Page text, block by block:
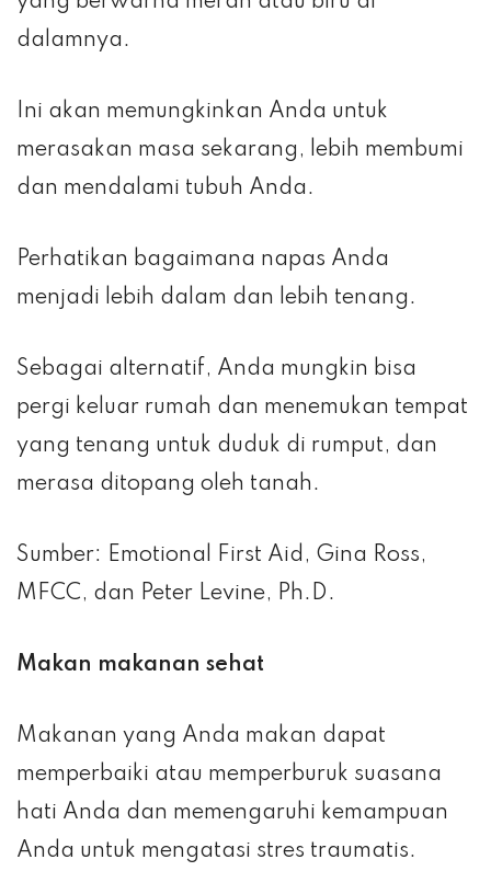
dalamnya.
Ini akan memungkinkan Anda untuk
merasakan masa sekarang, lebih membumi
dan mendalami tubuh Anda.
Perhatikan bagaimana napas Anda
menjadi lebih dalam dan lebih tenang.
Sebagai alternatif, Anda mungkin bisa
pergi keluar rumah dan menemukan tempat
yang tenang untuk duduk di rumput, dan
merasa ditopang oleh tanah.
Sumber: Emotional First Aid, Gina Ross,
MFCC, dan Peter Levine, Ph.D.
Makan makanan sehat
Makanan yang Anda makan dapat
memperbaiki atau memperburuk suasana
hati Anda dan memengaruhi kemampuan
Anda untuk mengatasi stres traumatis.